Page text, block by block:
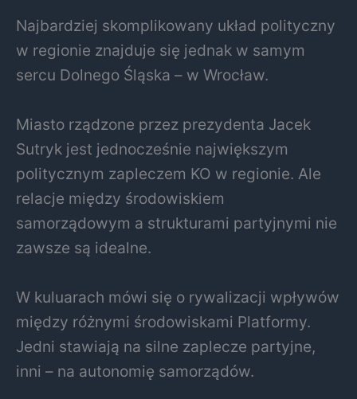
Najbardziej skomplikowany układ polityczny
w regionie znajduje się jednak w samym
sercu Dolnego Śląska – w Wrocław.
Miasto rządzone przez prezydenta Jacek
Sutryk jest jednocześnie największym
politycznym zapleczem KO w regionie. Ale
relacje między środowiskiem
samorządowym a strukturami partyjnymi nie
zawsze są idealne.
W kuluarach mówi się o rywalizacji wpływów
między różnymi środowiskami Platformy.
Jedni stawiają na silne zaplecze partyjne,
inni – na autonomię samorządów.